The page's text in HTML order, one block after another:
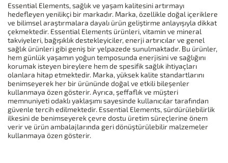
Essential Elements, sağlık ve yaşam kalitesini artırmayı
hedefleyen yenilikçi bir markadır. Marka, özellikle doğal içeriklere
ve bilimsel araştırmalara dayalı ürün geliştirme anlayışıyla dikkat
çekmektedir. Essential Elements ürünleri, vitamin ve mineral
takviyeleri, bağışıklık destekleyiciler, enerji artırıcılar ve genel
sağlık ürünleri gibi geniş bir yelpazede sunulmaktadır. Bu ürünler,
hem günlük yaşamın yoğun temposunda enerjisini ve sağlığını
korumak isteyen bireylere hem de spesifik sağlık ihtiyaçları
olanlara hitap etmektedir. Marka, yüksek kalite standartlarını
benimseyerek her bir ürününde doğal ve etkili bileşenler
kullanmaya özen gösterir. Ayrıca, şeffaflık ve müşteri
memnuniyeti odaklı yaklaşımı sayesinde kullanıcılar tarafından
güvenle tercih edilmektedir. Essential Elements, sürdürülebilirlik
ilkesini de benimseyerek çevre dostu üretim süreçlerine önem
verir ve ürün ambalajlarında geri dönüştürülebilir malzemeler
kullanmaya özen gösterir.